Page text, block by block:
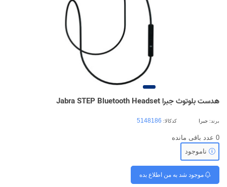
هدست بلوتوث جبرا Jabra STEP Bluetooth Headset
برند: جبرا کدکالا:
0 عدد باقی مانده
ناموجود
موجود شد به من اطلاع بده